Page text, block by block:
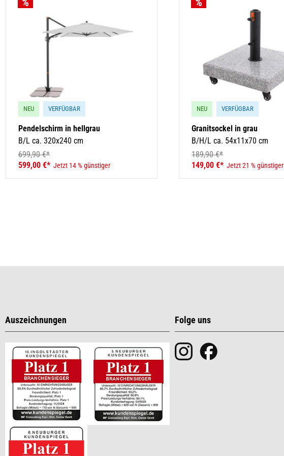
NEU VERFÜGBAR
Pendelschirm in hellgrau
B/L ca. 320x240 cm
699,90 €*
599,00 €* Jetzt 14 % günstiger
NEU VERFÜGBAR
Granitsockel in grau
B/H/L ca. 54x11x70 cm
189,90 €*
149,00 €* Jetzt 21 % günstiger
Auszeichnungen Folge uns